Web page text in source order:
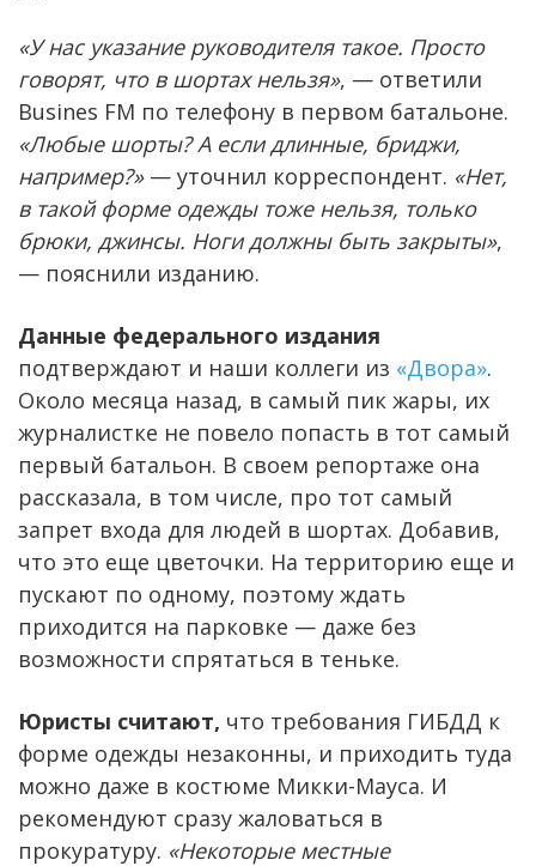
«У нас указание руководителя такое. Просто
говорят, что в шортах нельзя», — ответили
Busines FM по телефону в первом батальоне.
«Любые шорты? А если длинные, бриджи,
например?»— уточнил корреспондент. «Нет,
в такой форме одежды тоже нельзя, только
брюки, джинсы. Ноги должны быть закрыты»,
— пояснили изданию.
Данные федерального издания
подтверждают и наши коллеги из «Двора».
Около месяца назад, в самый пик жары, их
журналистке не повело попасть в тот самый
первый батальон. В своем репортаже она
рассказала, в том числе, про тот самый
запрет входа для людей в шортах. Добавив,
что это еще цветочки. На территорию еще и
пускают по одному, поэтому ждать
приходится на парковке — даже без
возможности спрятаться в теньке.
Юристы считают, что требования ГИБДД к
форме одежды незаконны, и приходить туда
можно даже в костюме Микки-Мауса. И
рекомендуют сразу жаловаться в
прокуратуру. «Некоторые местные